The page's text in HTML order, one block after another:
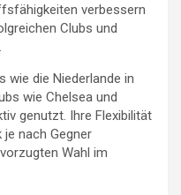
verbessern
Clubs und
wie die Niederlande in
wie Chelsea und
genutzt. Ihre Flexibilität
nach Gegner
Wahl im